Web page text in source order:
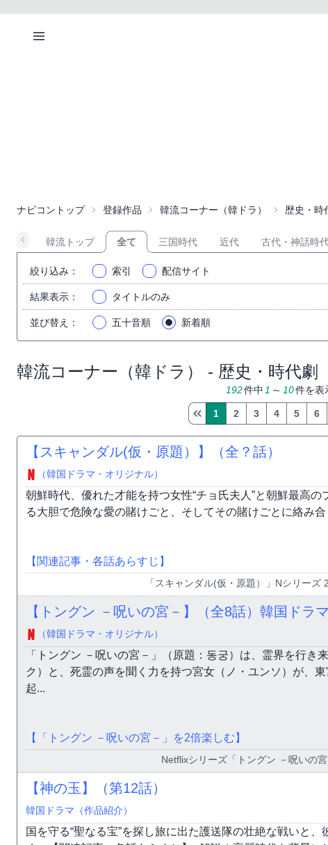
ナビコントップ 登録作品 韓流コーナー（韓ドラ） 歴史・時
韓流トップ 全て 三国時代 近代 古代・神話時
絞り込み ： 索引 配信サイト
結果表示 ： タイトルのみ
並び替え ： 五十音順 新着順
韓流コーナー（韓ドラ） - 歴史・時代劇
192件中 1 ～ 10件を表
1 2 3 4 5 6
【スキャンダル(仮・原題）】（全？話）
（韓国ドラマ・オリジナル）
朝鮮時代、優れた才能を持つ女性“チョ氏夫人”と朝鮮最高の
る大胆で危険な愛の賭けごと、そしてその賭けごとに絡み
【関連記事・各話あらすじ】
「スキャンダル(仮・原題）」Nシリーズ
【トングン －呪いの宮－】（全8話）韓国ドラ
（韓国ドラマ・オリジナル）
「トングン －呪いの宮－」（原題：동궁）は、霊界を行き
ク）と、死霊の声を聞く力を持つ宮女（ノ・ユンソ）が、
起...
【「トングン －呪いの宮－」を2倍楽しむ】
Netflixシリーズ「トングン －呪いの
【神の玉】（第12話）
韓国ドラマ（作品紹介）
国を守る“聖なる宝”を探し旅に出た護送隊の壮絶な戦いと